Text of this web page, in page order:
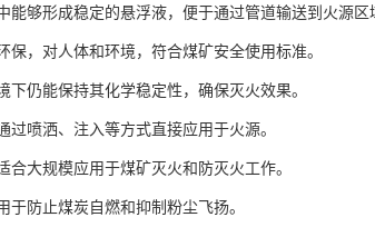
能够形成稳定的悬浮液，便于通过管道输送到火源区
保，对人体和环境，符合煤矿安全使用标准。
下仍能保持其化学稳定性，确保灭火效果。
过喷洒、注入等方式直接应用于火源。
合大规模应用于煤矿灭火和防灭火工作。
于防止煤炭自燃和抑制粉尘飞扬。